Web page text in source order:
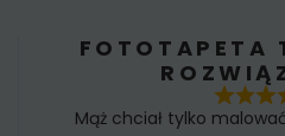
FOTOTAPETA
Mąż chciał tylko